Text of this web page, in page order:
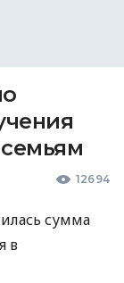
12694
сумма
в